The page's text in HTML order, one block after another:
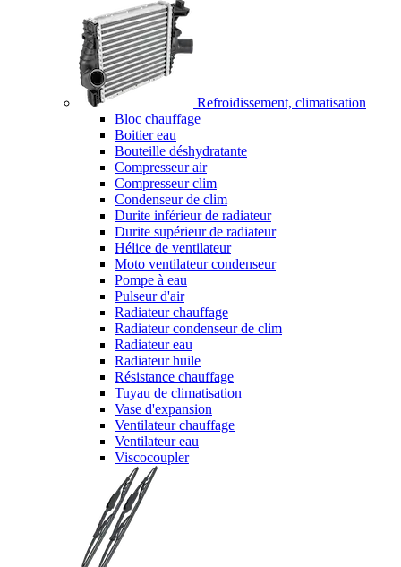
Refroidissement, climatisation
Bloc chauffage
Boitier eau
Bouteille déshydratante
Compresseur air
Compresseur clim
Condenseur de clim
Durite inférieur de radiateur
Durite supérieur de radiateur
Hélice de ventilateur
Moto ventilateur condenseur
Pompe à eau
Pulseur d'air
Radiateur chauffage
Radiateur condenseur de clim
Radiateur eau
Radiateur huile
Résistance chauffage
Tuyau de climatisation
Vase d'expansion
Ventilateur chauffage
Ventilateur eau
Viscocoupler